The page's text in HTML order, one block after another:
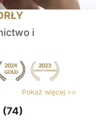
i
Pokaż więcej >>
(74)